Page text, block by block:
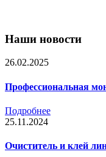
Наши новости
26.02.2025
Профессиональная
Подробнее
25.11.2024
Очиститель и клей